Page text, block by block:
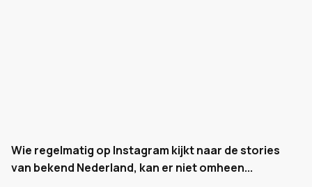
Wie regelmatig op Instagram kijkt naar de stories
van bekend Nederland, kan er niet omheen...